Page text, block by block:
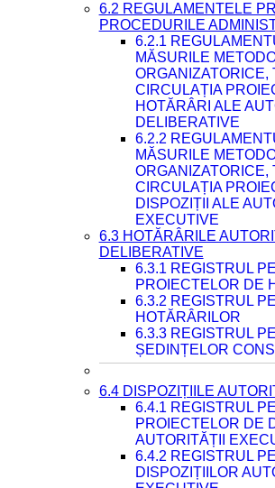
6.2 REGULAMENTELE
PROCEDURILE
6.2.1
MĂSURILE
ORGANIZATORICE,
CIRCULAȚIA
HOTĂRÂRI ALE
DELIBERATIVE
6.2.2
MĂSURILE
ORGANIZATORICE,
CIRCULAȚIA
DISPOZIȚII ALE
EXECUTIVE
6.3 HOTĂRÂRILE
DELIBERATIVE
6.3.1 REGISTRUL
PROIECTELOR DE
6.3.2 REGISTRUL
HOTĂRÂRILOR
6.3.3 REGISTRUL
ȘEDINȚELOR
6.4 DISPOZIȚIILE
6.4.1 REGISTRUL
PROIECTELOR DE
AUTORITĂȚII
6.4.2 REGISTRUL
DISPOZIȚIILOR